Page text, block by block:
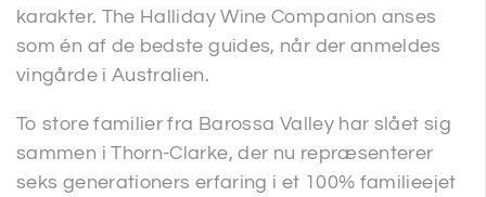
karakter. The Halliday Wine Companion anses
som én af de bedste guides, når der anmeldes
vingårde i Australien.
To store familier fra Barossa Valley har slået sig
sammen i Thorn-Clarke, der nu repræsenterer
seks generationers erfaring i et 100% familieejet